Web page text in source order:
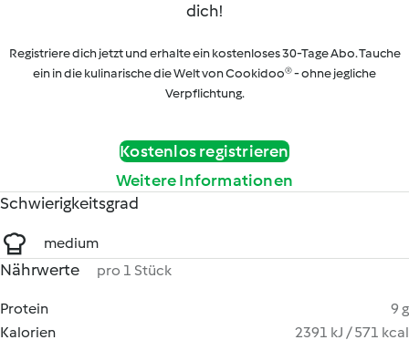
dich!
Registriere dich jetzt und erhalte ein kostenloses 30-Tage Abo. Tauche
ein in die kulinarische die Welt von Cookidoo® - ohne jegliche
Verpflichtung.
Kostenlos registrieren
Weitere Informationen
Schwierigkeitsgrad
medium
Nährwerte pro 1 Stück
Protein
9 g
Kalorien
2391 kJ / 571 kcal